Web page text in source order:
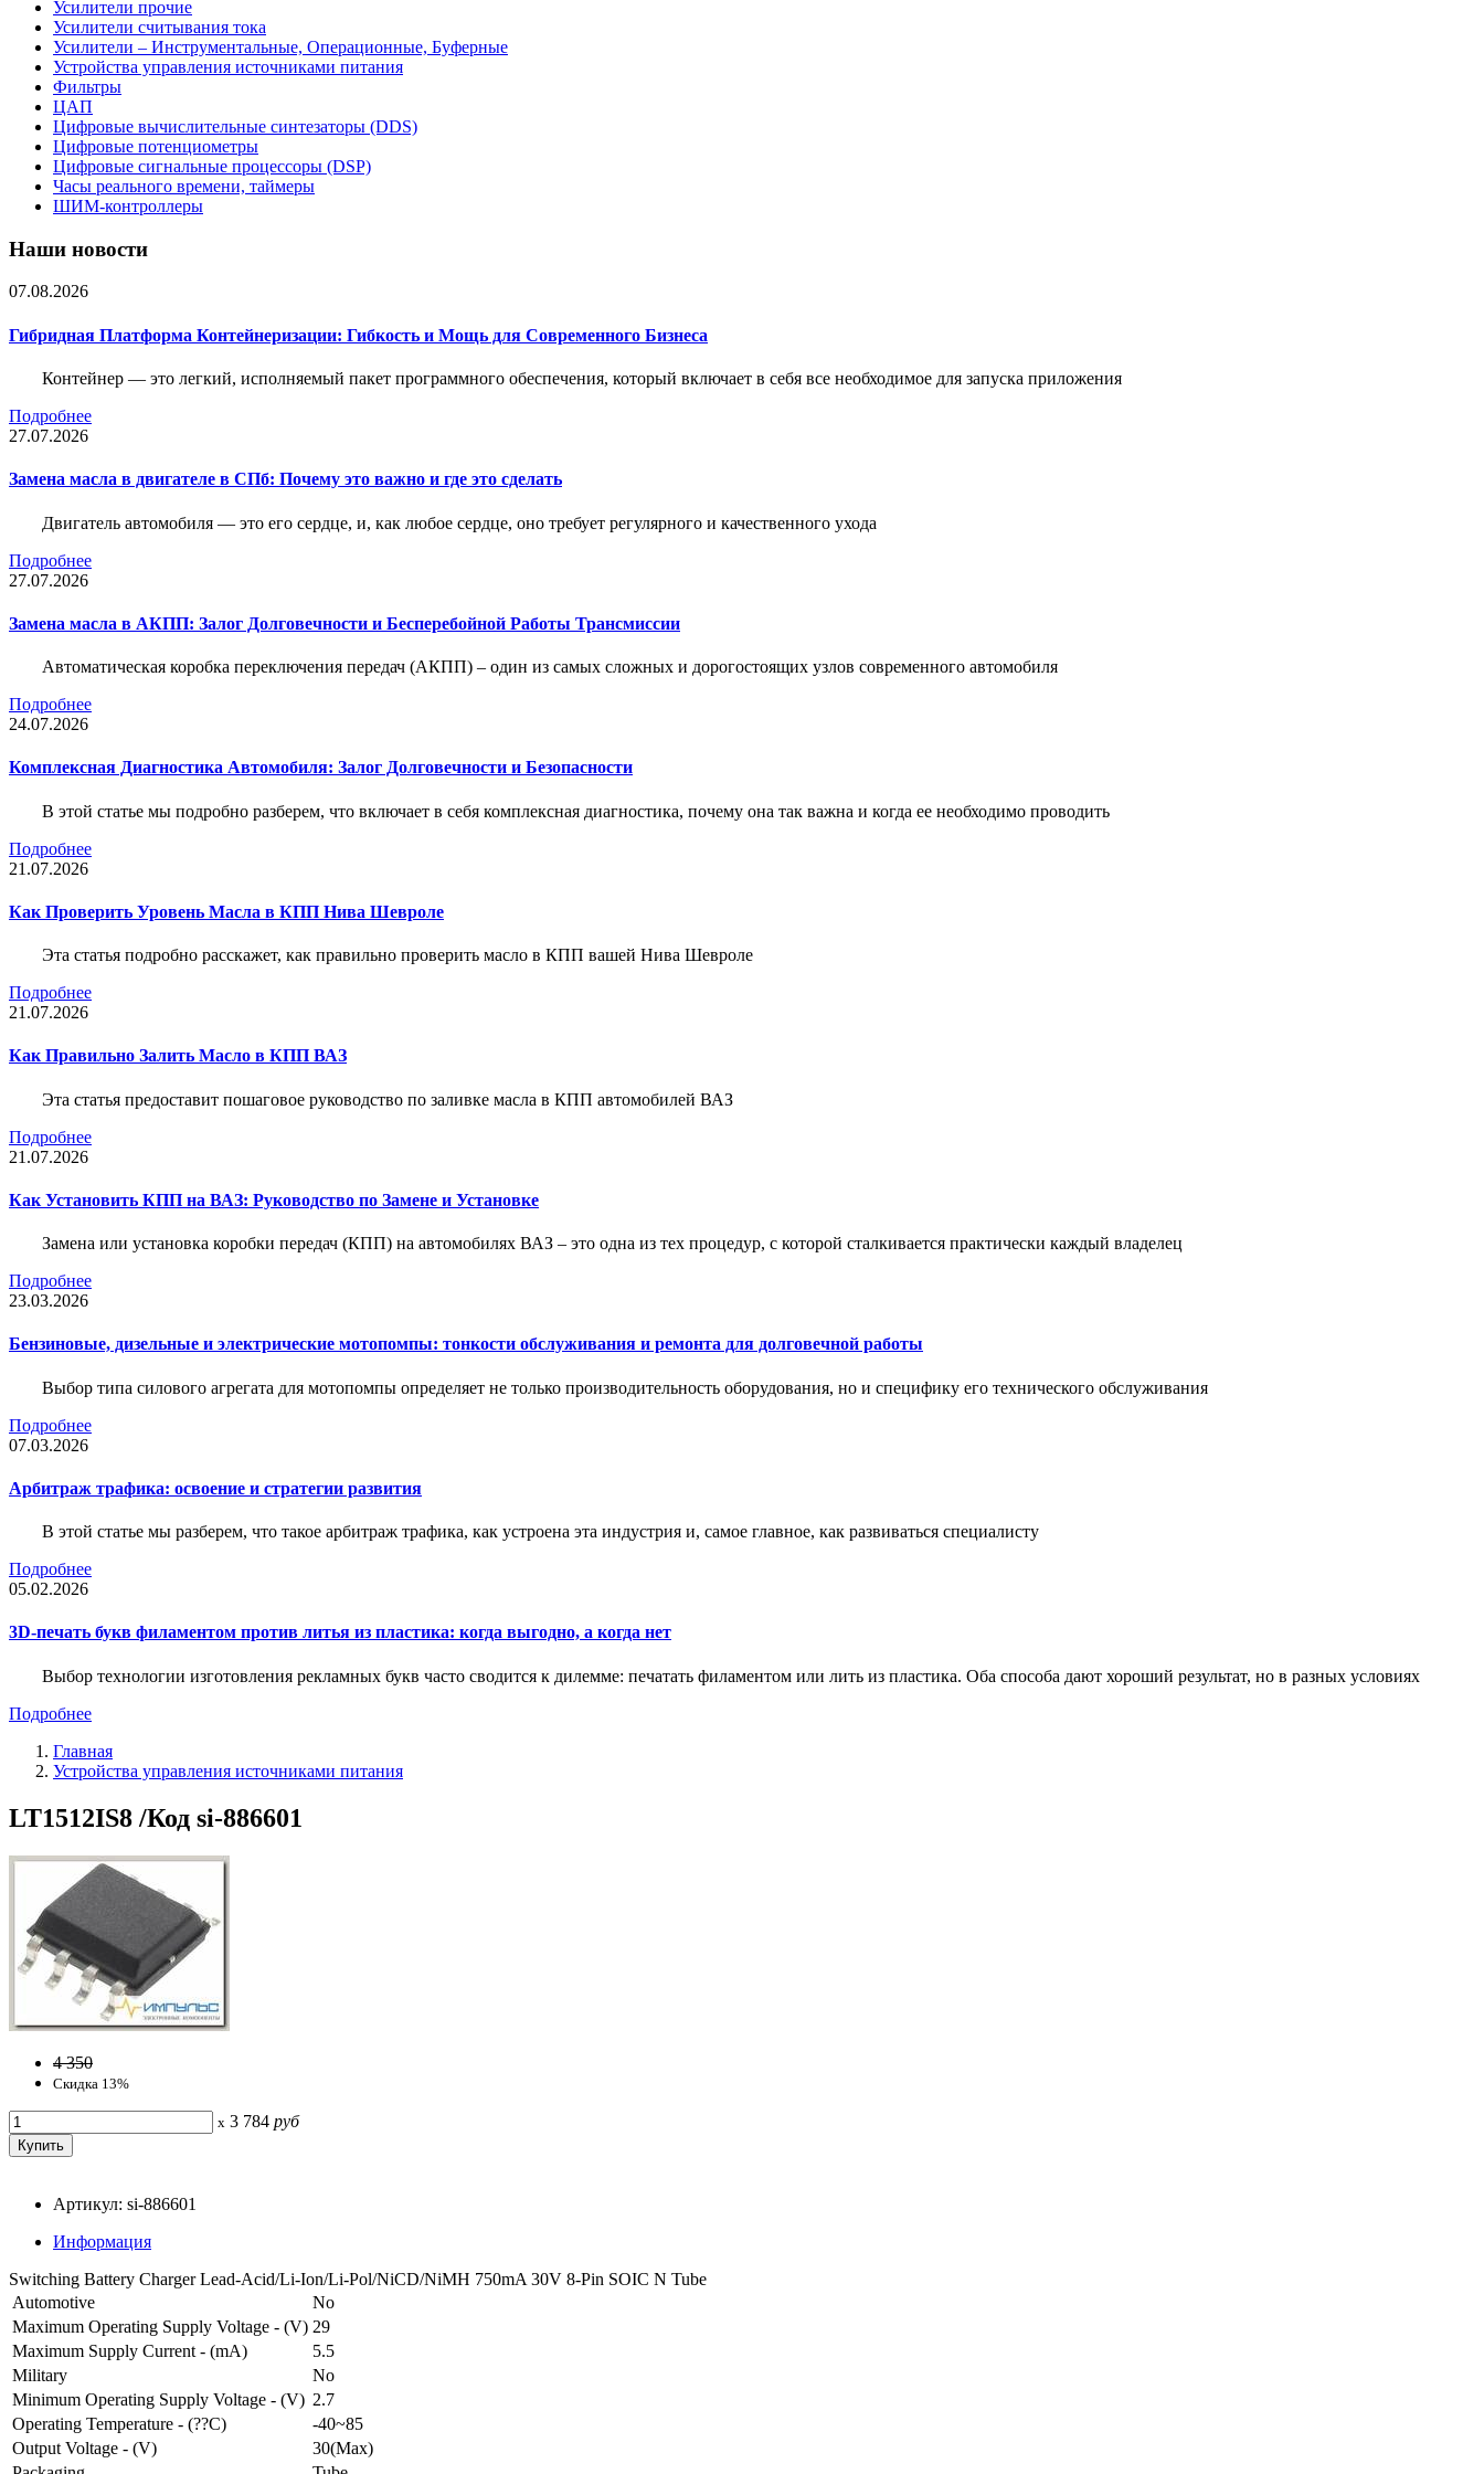
Усилители прочие
Усилители считывания тока
Усилители – Инструментальные, Операционные, Буферные
Устройства управления источниками питания
Фильтры
ЦАП
Цифровые вычислительные синтезаторы (DDS)
Цифровые потенциометры
Цифровые сигнальные процессоры (DSP)
Часы реального времени, таймеры
ШИМ-контроллеры
Наши новости
07.08.2026
Гибридная Платформа Контейнеризации: Гибкость и Мощь для Современного Бизнеса
Контейнер — это легкий, исполняемый пакет программного обеспечения, который включает в себя все необходимое для запуска приложения
Подробнее
27.07.2026
Замена масла в двигателе в СПб: Почему это важно и где это сделать
Двигатель автомобиля — это его сердце, и, как любое сердце, оно требует регулярного и качественного ухода
Подробнее
27.07.2026
Замена масла в АКПП: Залог Долговечности и Бесперебойной Работы Трансмиссии
Автоматическая коробка переключения передач (АКПП) – один из самых сложных и дорогостоящих узлов современного автомобиля
Подробнее
24.07.2026
Комплексная Диагностика Автомобиля: Залог Долговечности и Безопасности
В этой статье мы подробно разберем, что включает в себя комплексная диагностика, почему она так важна и когда ее необходимо проводить
Подробнее
21.07.2026
Как Проверить Уровень Масла в КПП Нива Шевроле
Эта статья подробно расскажет, как правильно проверить масло в КПП вашей Нива Шевроле
Подробнее
21.07.2026
Как Правильно Залить Масло в КПП ВАЗ
Эта статья предоставит пошаговое руководство по заливке масла в КПП автомобилей ВАЗ
Подробнее
21.07.2026
Как Установить КПП на ВАЗ: Руководство по Замене и Установке
Замена или установка коробки передач (КПП) на автомобилях ВАЗ – это одна из тех процедур, с которой сталкивается практически каждый владелец
Подробнее
23.03.2026
Бензиновые, дизельные и электрические мотопомпы: тонкости обслуживания и ремонта для долговечной работы
Выбор типа силового агрегата для мотопомпы определяет не только производительность оборудования, но и специфику его технического обслуживания
Подробнее
07.03.2026
Арбитраж трафика: освоение и стратегии развития
В этой статье мы разберем, что такое арбитраж трафика, как устроена эта индустрия и, самое главное, как развиваться специалисту
Подробнее
05.02.2026
3D-печать букв филаментом против литья из пластика: когда выгодно, а когда нет
Выбор технологии изготовления рекламных букв часто сводится к дилемме: печатать филаментом или лить из пластика. Оба способа дают хороший результат, но в разных условиях
Подробнее
Главная
Устройства управления источниками питания
LT1512IS8 /Код si-886601
4 350
Скидка 13%
x 3 784 руб
Артикул: si-886601
Информация
Switching Battery Charger Lead-Acid/Li-Ion/Li-Pol/NiCD/NiMH 750mA 30V 8-Pin SOIC N Tube
Automotive
No
Maximum Operating Supply Voltage - (V) 29
Maximum Supply Current - (mA)
5.5
Military
No
Minimum Operating Supply Voltage - (V) 2.7
Operating Temperature - (??C)
-40~85
Output Voltage - (V)
30(Max)